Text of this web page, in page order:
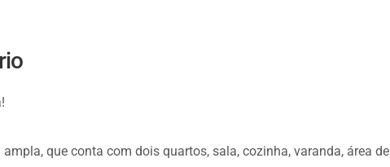
que conta com dois quartos, sala, cozinha, varanda, área de